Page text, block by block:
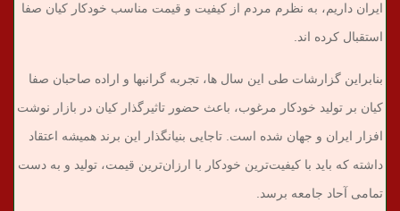
ایران داریم، به نظرم مردم از کیفیت و قیمت مناسب خودکار کیان صفا
استقبال کرده اند.
بنابراین گزارشات طی این سال ها، تجربه گرانبها و اراده صاحبان صفا
کیان بر تولید خودکار مرغوب، باعث حضور تاثیرگذار کیان در بازار نوشت
افزار ایران و جهان شده است. تاجایی بنیانگذار این برند همیشه اعتقاد
داشته که باید با کیفیت‌ترین خودکار با ارزان‌ترین قیمت، تولید و به دست
تمامی آحاد جامعه برسد.